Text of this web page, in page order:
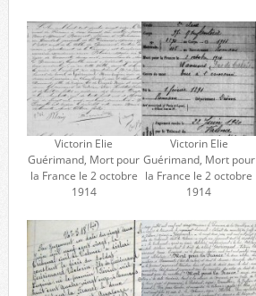
Victorin Elie
Guérimand, Mort pour
la France le 2 octobre
1914
Victorin Elie
Guérimand, Mort pour
la France le 2 octobre
1914